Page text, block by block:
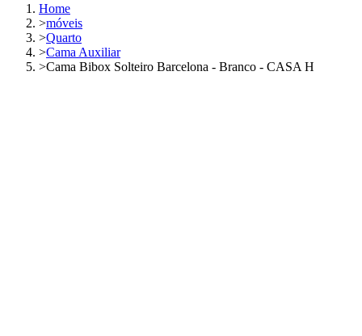
Home
>móveis
>Quarto
>Cama Auxiliar
>Cama Bibox Solteiro Barcelona - Branco - CASA H